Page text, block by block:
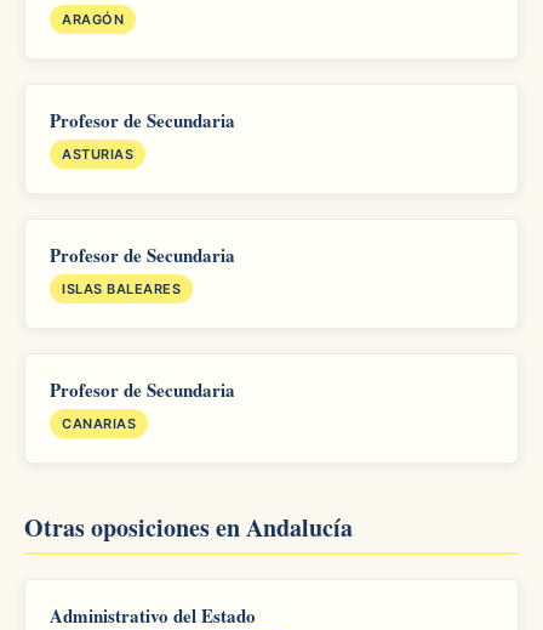
ARAGÓN
Profesor de Secundaria
ASTURIAS
Profesor de Secundaria
ISLAS BALEARES
Profesor de Secundaria
CANARIAS
Otras oposiciones en Andalucía
Administrativo del Estado